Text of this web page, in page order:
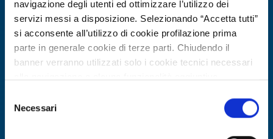
navigazione degli utenti ed ottimizzare l’utilizzo dei
servizi messi a disposizione. Selezionando “Accetta tutti”
si acconsente all’utilizzo di cookie profilazione prima
parte in generale cookie di terze parti. Chiudendo il
banner verranno utilizzati solo i cookie tecnici necessari
Per conoscere i dettagli, consulta la nostra cookie policy.
https://www.openinnovation.regione.lombardia.it/it/co
delNecessari